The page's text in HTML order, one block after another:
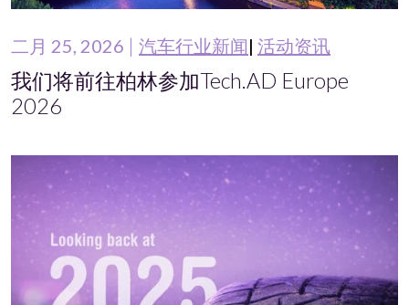
二月 25, 2026 汽车行业新闻 活动资讯
我们将前往柏林参加Tech.AD Europe
2026